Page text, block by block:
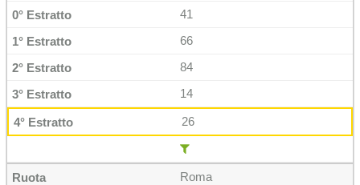
41
66
84
14
26
Roma